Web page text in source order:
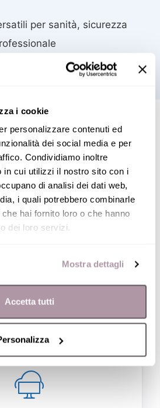
i cookie
personalizzare contenuti ed
dei social media e per
Condividiamo inoltre
in cui utilizzi il nostro sito con i
di analisi dei dati web,
i quali potrebbero combinarle
hai fornito loro o che hanno
dei loro servizi.
Mostra dettagli
Accetta tutti
per sanità, sicurezza
scientifico e
umano
competenze di ingegneria,
e assistenza sanitaria.Ogni
dei bisogni reali, come
e viene tradotto in soluzioni
testate e validate sul
campo.